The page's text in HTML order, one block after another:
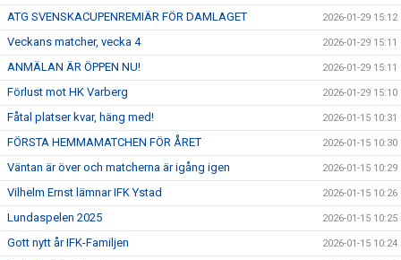
ATG SVENSKACUPENREMIÄR FÖR DAMLAGET 2026-01-29 15:12
Veckans matcher, vecka 4 2026-01-29 15:11
ANMÄLAN ÄR ÖPPEN NU! 2026-01-29 15:11
Förlust mot HK Varberg 2026-01-29 15:10
Fåtal platser kvar, häng med! 2026-01-15 10:31
FÖRSTA HEMMAMATCHEN FÖR ÅRET 2026-01-15 10:30
Väntan är över och matcherna är igång igen 2026-01-15 10:29
Vilhelm Ernst lämnar IFK Ystad 2026-01-15 10:26
Lundaspelen 2025 2026-01-15 10:25
Gott nytt år IFK-Familjen 2026-01-15 10:24